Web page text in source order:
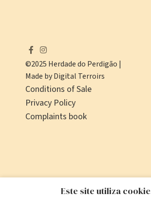
©2025 Herdade do Perdigão |
Made by Digital Terroirs
Conditions of Sale
Privacy Policy
Complaints book
Este site utiliza